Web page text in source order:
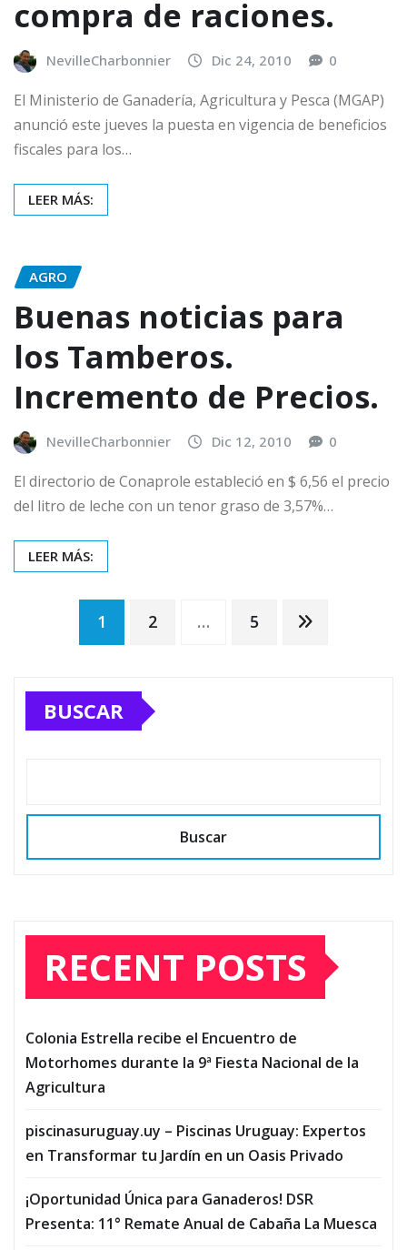
compra de raciones.
NevilleCharbonnier Dic 24, 2010 0
El Ministerio de Ganadería, Agricultura y Pesca (MGAP)
anunció este jueves la puesta en vigencia de beneficios
fiscales para los…
LEER MÁS:
AGRO
Buenas noticias para
los Tamberos.
Incremento de Precios.
NevilleCharbonnier Dic 12, 2010 0
El directorio de Conaprole estableció en $ 6,56 el precio
del litro de leche con un tenor graso de 3,57%…
LEER MÁS:
Posts
pagination
1 2 … 5
BUSCAR
Buscar
RECENT POSTS
Colonia Estrella recibe el Encuentro de
Motorhomes durante la 9ª Fiesta Nacional de la
Agricultura
piscinasuruguay.uy – Piscinas Uruguay: Expertos
en Transformar tu Jardín en un Oasis Privado
¡Oportunidad Única para Ganaderos! DSR
Presenta: 11° Remate Anual de Cabaña La Muesca